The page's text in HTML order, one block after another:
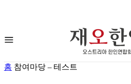
홈 참여마당 – 테스트